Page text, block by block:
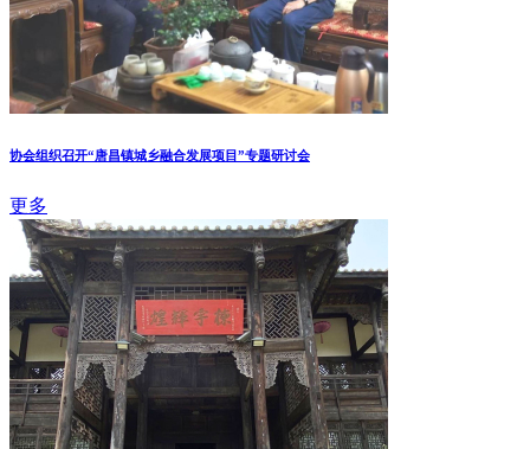
协会组织召开“唐昌镇城乡融合发展项目”专题研讨会
更多